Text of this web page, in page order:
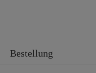
Bestellung